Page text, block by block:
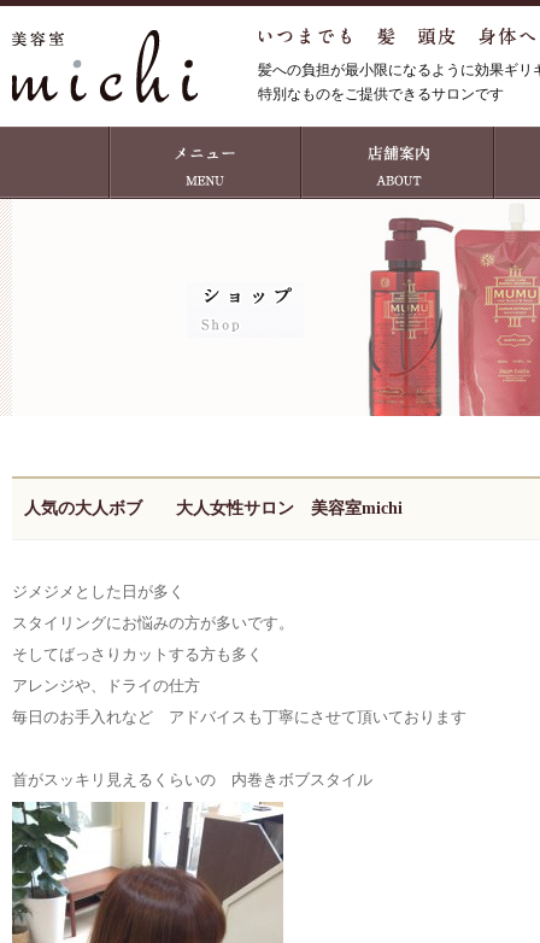
髪への負担が最小限になるように効果ギ
特別なものをご提供できるサロンです
人気の大人ボブ 大人女性サロン 美容室michi
ジメジメとした日が多く
スタイリングにお悩みの方が多いです。
そしてばっさりカットする方も多く
アレンジや、ドライの仕方
毎日のお手入れなど アドバイスも丁寧にさせて頂いております
首がスッキリ見えるくらいの 内巻きボブスタイル